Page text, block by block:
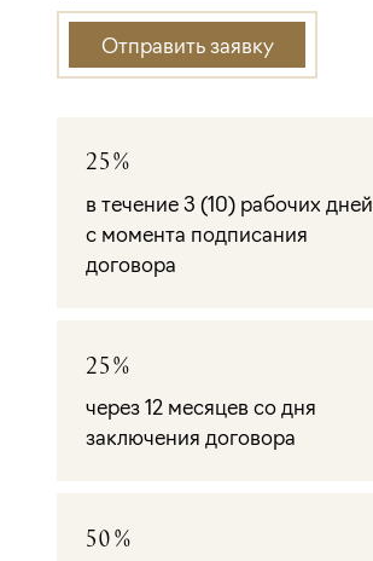
Отправить заявку
25%
в течение 3 (10) рабочих дней
с момента подписания
договора
25%
через 12 месяцев со дня
заключения договора
50%